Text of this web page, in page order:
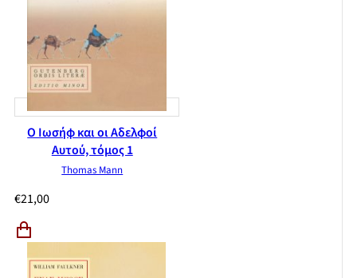
Ο Ιωσήφ και οι Αδελφοί
Αυτού, τόμος 1
Thomas Mann
€21,00